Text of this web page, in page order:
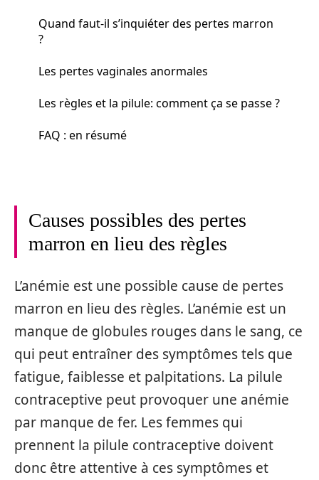
Quand faut-il s’inquiéter des pertes marron
?
Les pertes vaginales anormales
Les règles et la pilule: comment ça se passe ?
FAQ : en résumé
Causes possibles des pertes
marron en lieu des règles
L’anémie est une possible cause de pertes
marron en lieu des règles. L’anémie est un
manque de globules rouges dans le sang, ce
qui peut entraîner des symptômes tels que
fatigue, faiblesse et palpitations. La pilule
contraceptive peut provoquer une anémie
par manque de fer. Les femmes qui
prennent la pilule contraceptive doivent
donc être attentive à ces symptômes et